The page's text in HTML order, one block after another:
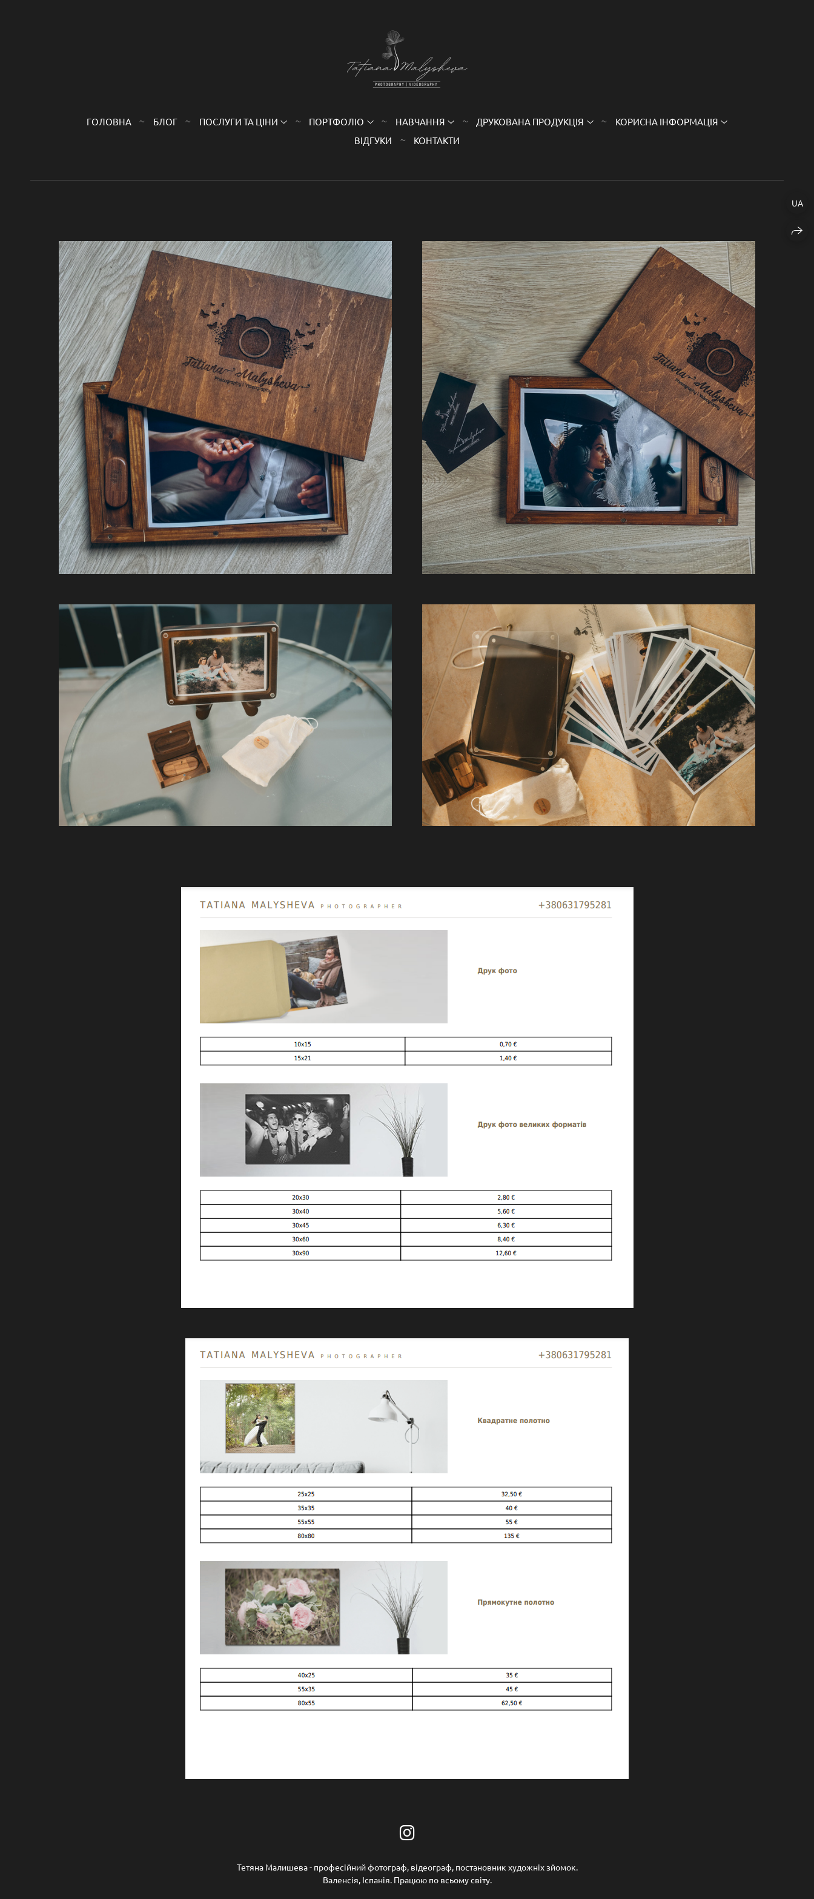
ГОЛОВНА БЛОГ ПОСЛУГИ ТА ЦIНИ ПОРТФОЛІО НАВЧАННЯ ДРУКОВАНА ПРОДУКЦІЯ
КОРИСНА ІНФОРМАЦІЯ
ВІДГУКИ
КОНТАКТИ
Тетяна Малишева - професійний фотограф, відеограф, постановник художніх зйомок.
Валенсія, Іспанія. Працюю по всьому світу.
UA